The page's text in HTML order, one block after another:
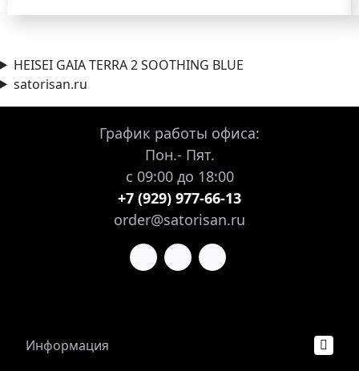
HEISEI GAIA TERRA 2 SOOTHING BLUE
satorisan.ru
График работы офиса:
Пон.- Пят.
с 09:00 до 18:00
+7 (929) 977-66-13
order@satorisan.ru
Информация